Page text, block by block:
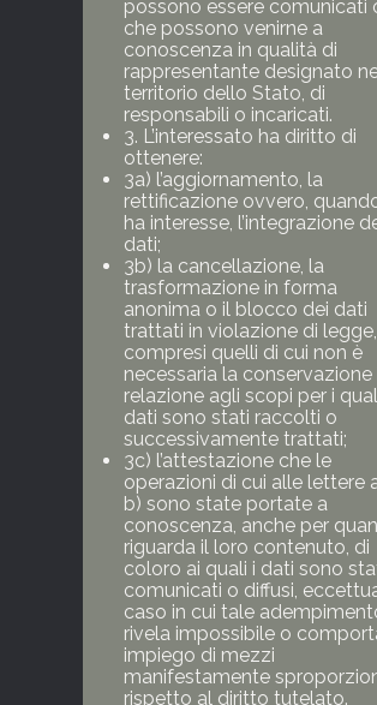
possono essere comunicati
che possono venirne a
conoscenza in qualità di
rappresentante designato
territorio dello Stato, di
responsabili o incaricati.
3. L’interessato ha diritto di
ottenere:
3a) l’aggiornamento, la
rettificazione ovvero,
ha interesse, l’integrazione
dati;
3b) la cancellazione, la
trasformazione in forma
anonima o il blocco dei dati
trattati in violazione di legge,
compresi quelli di cui non è
necessaria la conservazione
relazione agli scopi per i
dati sono stati raccolti o
successivamente trattati;
3c) l’attestazione che le
operazioni di cui alle lettere
b) sono state portate a
conoscenza, anche per
riguarda il loro contenuto, di
coloro ai quali i dati sono
comunicati o diffusi,
caso in cui tale
rivela impossibile o
impiego di mezzi
manifestamente
rispetto al diritto tutelato.